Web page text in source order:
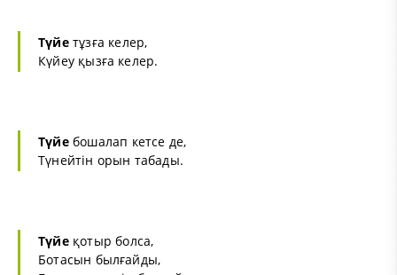
Түйетұзға келер,
Күйеу қызға келер.
Түйебошалап кетсе де,
Түнейтін орын табады.
Түйеқотыр болса,
Ботасын былғайды,